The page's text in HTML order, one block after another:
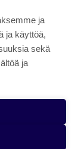
ja
ja käyttöä,
sekä
ja